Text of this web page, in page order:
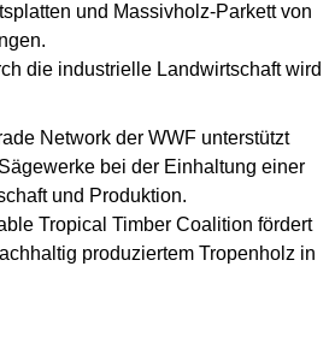
und Massivholz-Parkett von
die industrielle Landwirtschaft wird
Network der WWF unterstützt
bei der Einhaltung einer
und Produktion.
Tropical Timber Coalition fördert
produziertem Tropenholz in